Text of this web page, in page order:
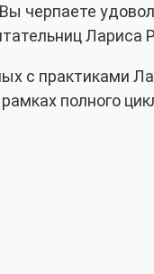
черпаете
Лариса
с практиками
полного